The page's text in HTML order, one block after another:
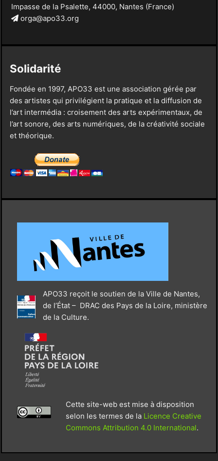
Impasse de la Psalette, 44000, Nantes (France)
orga@apo33.org
Solidarité
Fondée en 1997, APO33 est une association gérée par
des artistes qui privilégient la pratique et la diffusion de
l’art intermédia : croisement des arts expérimentaux, de
l’art sonore, des arts numériques, de la créativité sociale
et théorique.
APO33 reçoit le soutien de la Ville de Nantes,
de l’État – DRAC des Pays de la Loire, ministère
de la Culture.
Cette site-web est mise à disposition
selon les termes de la Licence Creative
Commons Attribution 4.0 International.